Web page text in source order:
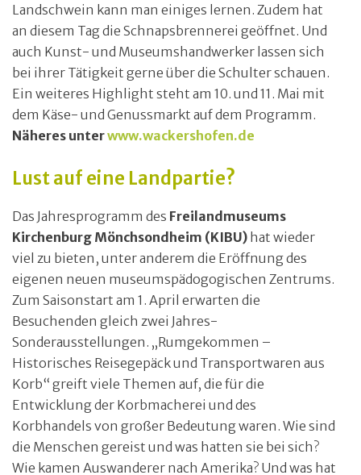
Landschwein kann man einiges lernen. Zudem hat
an diesem Tag die Schnapsbrennerei geöffnet. Und
auch Kunst- und Museumshandwerker lassen sich
bei ihrer Tätigkeit gerne über die Schulter schauen.
Ein weiteres Highlight steht am 10. und 11. Mai mit
dem Käse- und Genussmarkt auf dem Programm.
Näheres unterwww.wackershofen.de
Lust auf eine Landpartie?
Das Jahresprogramm des Freilandmuseums
Kirchenburg Mönchsondheim (KIBU) hat wieder
viel zu bieten, unter anderem die Eröffnung des
eigenen neuen museumspädogogischen Zentrums.
Zum Saisonstart am 1. April erwarten die
Besuchenden gleich zwei Jahres-
Sonderausstellungen. „Rumgekommen –
Historisches Reisegepäck und Transportwaren aus
Korb“ greift viele Themen auf, die für die
Entwicklung der Korbmacherei und des
Korbhandels von großer Bedeutung waren. Wie sind
die Menschen gereist und was hatten sie bei sich?
Wie kamen Auswanderer nach Amerika? Und was hat